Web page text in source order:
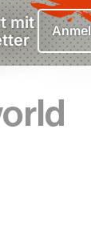
mit